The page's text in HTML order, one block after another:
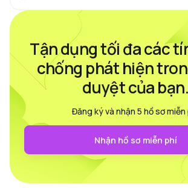
Tận dụng tối đa các
chống phát hiện
duyệt của bạn.
Đăng ký và nhận 5 hồ sơ miễn
Nhận hồ sơ miễn phí